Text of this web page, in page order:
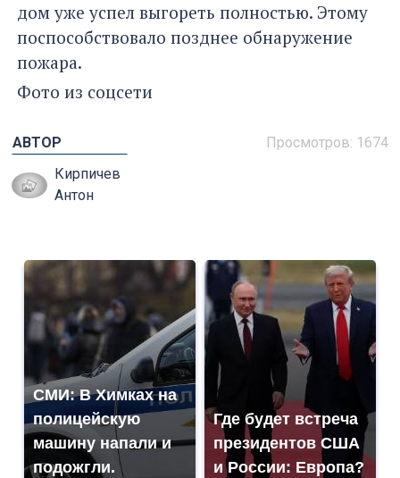
дом уже успел выгореть полностью. Этому
поспособствовало позднее обнаружение
пожара.
Фото из соцсети
Просмотров: 1674
АВТОР
Кирпичев
Антон
СМИ: В Химках на
полицейскую
машину напали и
подожгли.
Где будет встреча
президентов США
и России: Европа?